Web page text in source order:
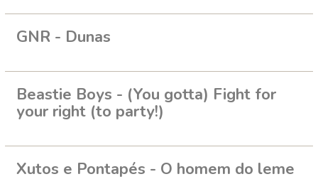
GNR - Dunas
Beastie Boys - (You gotta) Fight for
your right (to party!)
Xutos e Pontapés - O homem do leme